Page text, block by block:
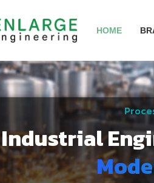
HOME
Industrial